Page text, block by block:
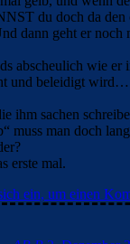
du doch da den
dann geht er
abscheulich wie er
und beleidigt wird…
ihm sachen
muss man doch
erste mal.
ein, um einen